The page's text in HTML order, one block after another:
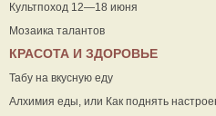
Культпоход 12—18 июня
Мозаика талантов
КРАСОТА И ЗДОРОВЬЕ
Табу на вкусную еду
Алхимия еды, или Как поднять